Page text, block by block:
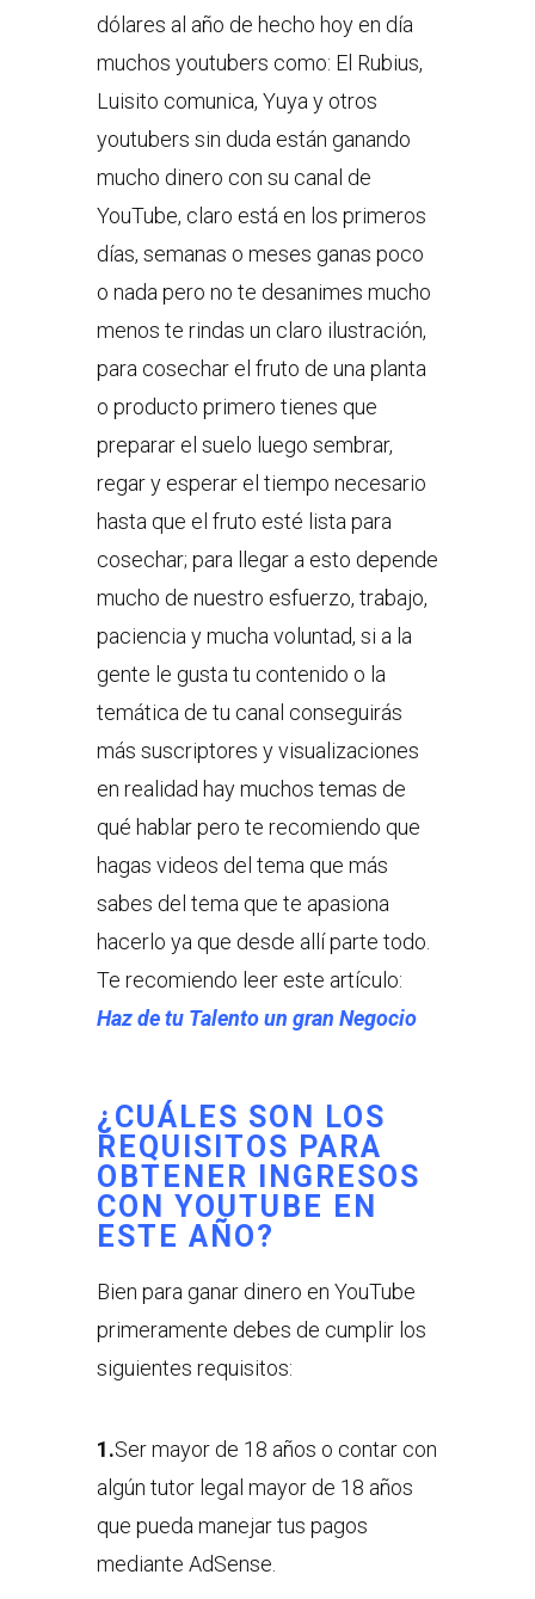
dólares al año de hecho hoy en día
muchos youtubers como: El Rubius,
Luisito comunica, Yuya y otros
youtubers sin duda están ganando
mucho dinero con su canal de
YouTube, claro está en los primeros
días, semanas o meses ganas poco
o nada pero no te desanimes mucho
menos te rindas un claro ilustración,
para cosechar el fruto de una planta
o producto primero tienes que
preparar el suelo luego sembrar,
regar y esperar el tiempo necesario
hasta que el fruto esté lista para
cosechar; para llegar a esto depende
mucho de nuestro esfuerzo, trabajo,
paciencia y mucha voluntad, si a la
gente le gusta tu contenido o la
temática de tu canal conseguirás
más suscriptores y visualizaciones
en realidad hay muchos temas de
qué hablar pero te recomiendo que
hagas videos del tema que más
sabes del tema que te apasiona
hacerlo ya que desde allí parte todo.
Te recomiendo leer este artículo:
Haz de tu Talento un gran Negocio
¿CUÁLES SON LOS
REQUISITOS PARA
OBTENER INGRESOS
CON YOUTUBE EN
ESTE AÑO?
Bien para ganar dinero en YouTube
primeramente debes de cumplir los
siguientes requisitos:
1.Ser mayor de 18 años o contar con
algún tutor legal mayor de 18 años
que pueda manejar tus pagos
mediante AdSense.